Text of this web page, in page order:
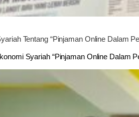
Tentang “Pinjaman Online Dalam
Syariah “Pinjaman Online Dalam